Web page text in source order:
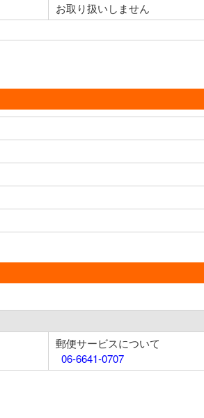
お取り扱いしません
郵便サービスについて
06-6641-0707